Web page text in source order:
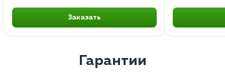
Заказать
Гарантии